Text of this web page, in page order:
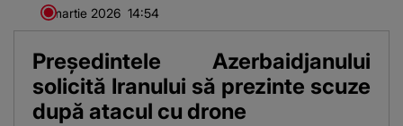
5 martie 2026 14:54
Președintele Azerbaidjanului
solicită Iranului să prezinte scuze
după atacul cu drone